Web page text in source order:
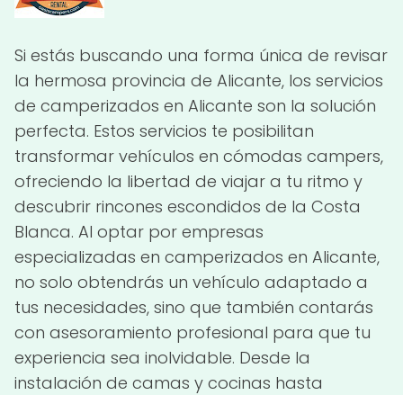
Si estás buscando una forma única de revisar
la hermosa provincia de Alicante, los servicios
de camperizados en Alicante son la solución
perfecta. Estos servicios te posibilitan
transformar vehículos en cómodas campers,
ofreciendo la libertad de viajar a tu ritmo y
descubrir rincones escondidos de la Costa
Blanca. Al optar por empresas
especializadas en camperizados en Alicante,
no solo obtendrás un vehículo adaptado a
tus necesidades, sino que también contarás
con asesoramiento profesional para que tu
experiencia sea inolvidable. Desde la
instalación de camas y cocinas hasta